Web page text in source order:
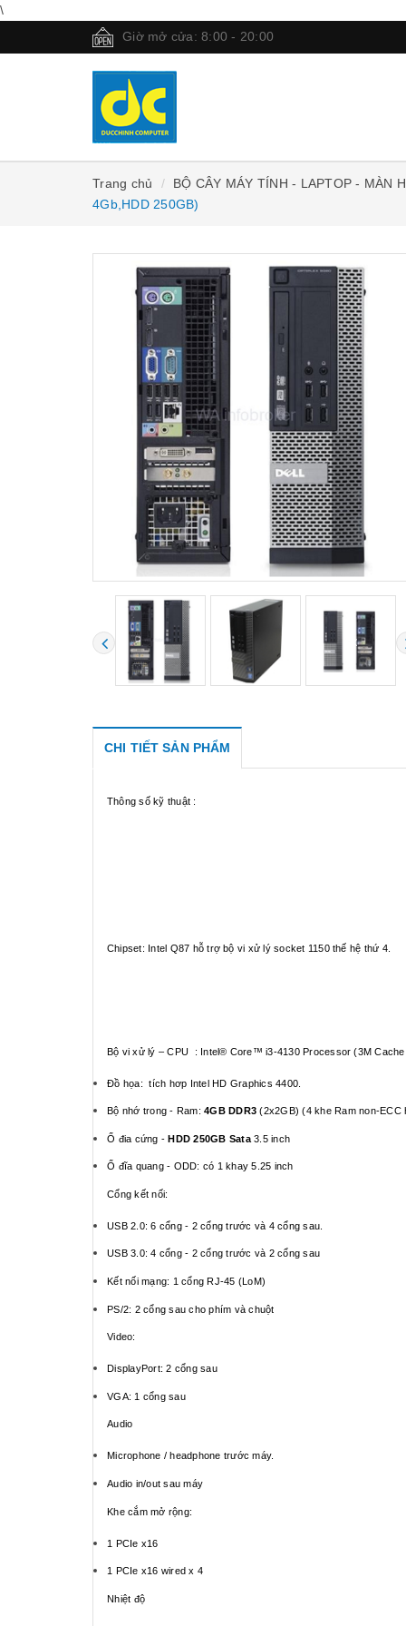
\
Giờ mở cửa: 8:00 - 20:00
Trang chủ
BỘ CÂY MÁY TÍNH - LAPTOP - MÀN
4Gb,HDD 250GB)
CHI TIẾT SẢN PHẨM
Thông số kỹ thuật :
Chipset: Intel Q87 hỗ trợ bộ vi xử lý socket 1150 thế hệ thứ 4.
Bộ vi xử lý – CPU : Intel® Core™ i3-4130 Processor (3M
Đồ họa: tích hơp Intel HD Graphics 4400.
Bộ nhớ trong - Ram: 4GB DDR3 (2x2GB) (4 khe Ram non-ECC
Ổ đia cứng -HDD 250GB Sata3.5 inch
Ổ đĩa quang - ODD: có 1 khay 5.25 inch
Cổng kết nối:
USB 2.0: 6 cổng - 2 cổng trước và 4 cổng sau.
USB 3.0: 4 cổng - 2 cổng trước và 2 cổng sau
Kết nối mạng: 1 cổng RJ-45 (LoM)
PS/2: 2 cổng sau cho phím và chuột
Video:
DisplayPort: 2 cổng sau
VGA: 1 cổng sau
Audio
Microphone / headphone trước máy.
Audio in/out sau máy
Khe cắm mở rộng:
1 PCIe x16
1 PCIe x16 wired x 4
Nhiệt độ